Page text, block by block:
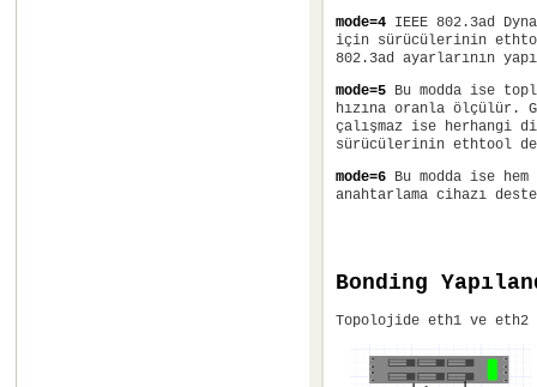
mode=4 IEEE 802.3ad
için sürücülerinin
802.3ad ayarlarının
mode=5 Bu modda ise
hızına oranla ölçülür.
çalışmaz ise herhangi
sürücülerinin ethtool
mode=6 Bu modda ise
anahtarlama cihazı
Bonding
Topolojide eth1 ve